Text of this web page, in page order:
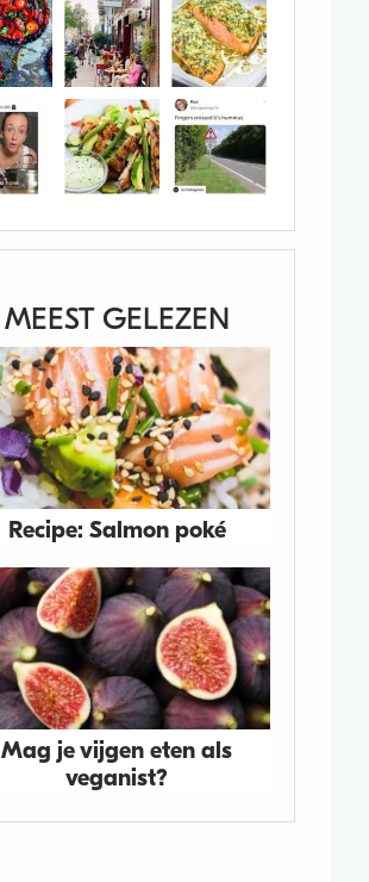
MEEST GELEZEN
Recipe: Salmon poké
Mag je vijgen eten als
veganist?